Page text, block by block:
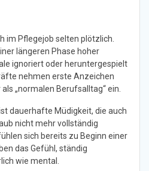
im Pflegejob selten plötzlich.
längeren Phase hoher
ignoriert oder heruntergespielt
nehmen erste Anzeichen
„normalen Berufsalltag“ ein.
dauerhafte Müdigkeit, die auch
nicht mehr vollständig
sich bereits zu Beginn einer
das Gefühl, ständig
wie mental.